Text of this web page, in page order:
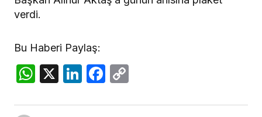
verdi.
Bu Haberi Paylaş:
WhatsApp
X LinkedIn
Facebook